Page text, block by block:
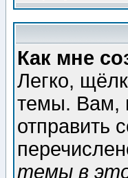
Как мне
Легко,
темы. Вам,
отправить
темы в